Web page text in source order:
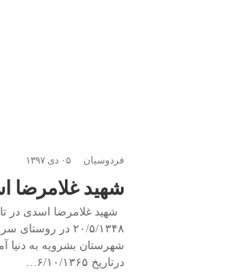
فردوسیان ۰۵ دی ۱۳۹۷
شهید غلامرضا
شهید غلامرضا اسدی در
۲۰/۵/۱۳۴۸ در روستای
شهرستان بشرویه به دنیا
درتاریخ ۶/۱۰/۱۳۶۵…